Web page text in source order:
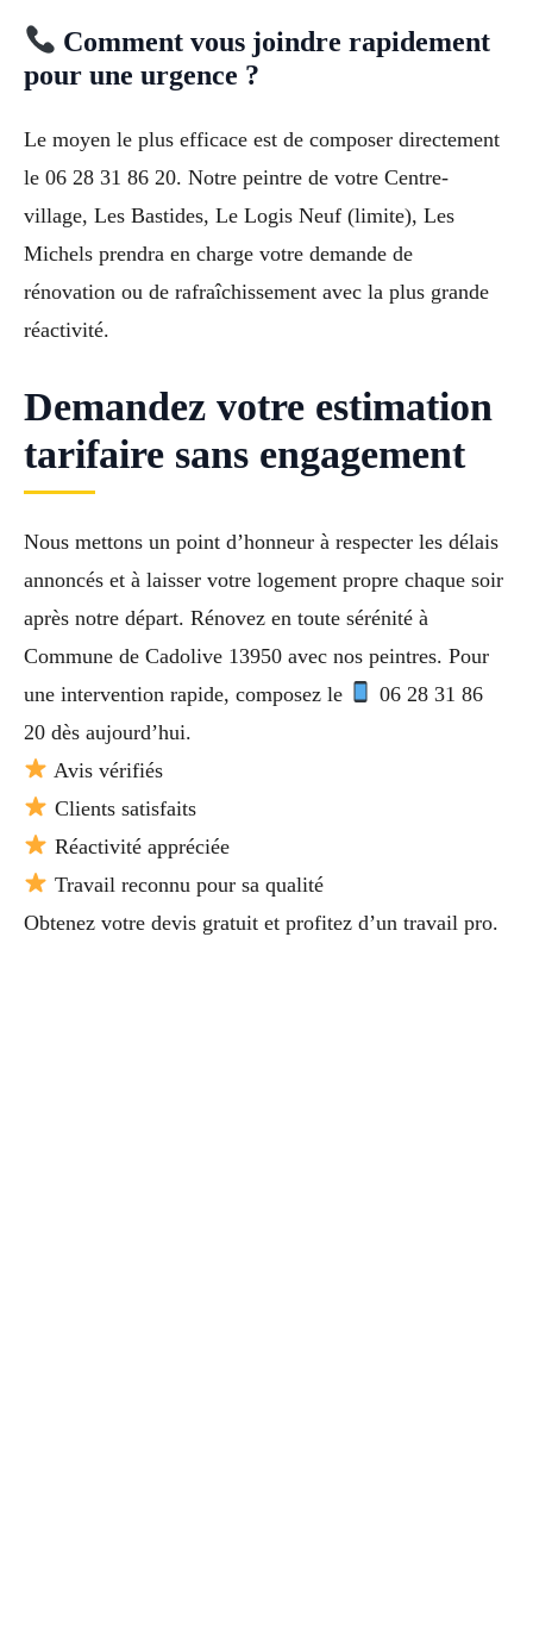
Comment vous joindre rapidement
pour une urgence ?
Le moyen le plus efficace est de composer directement
le 06 28 31 86 20. Notre peintre de votre Centre-
village, Les Bastides, Le Logis Neuf (limite), Les
Michels prendra en charge votre demande de
rénovation ou de rafraîchissement avec la plus grande
réactivité.
Demandez votre estimation
tarifaire sans engagement
Nous mettons un point d’honneur à respecter les délais
annoncés et à laisser votre logement propre chaque soir
après notre départ. Rénovez en toute sérénité à
Commune de Cadolive 13950 avec nos peintres. Pour
une intervention rapide, composez le
06 28 31 86
20 dès aujourd’hui.
Avis vérifiés
Clients satisfaits
Réactivité appréciée
Travail reconnu pour sa qualité
Obtenez votre devis gratuit et profitez d’un travail pro.